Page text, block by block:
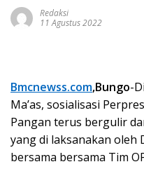
Redaksi
11 Agustus 2022
Bmcnewss.com,Bungo-
Ma’as, sosialisasi
Pangan terus bergulir
yang di laksanakan oleh
bersama bersama Tim